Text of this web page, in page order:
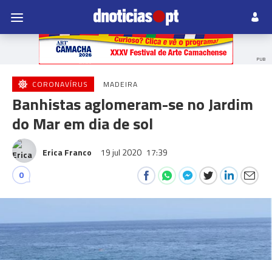
PUB
CORONAVÍRUS MADEIRA
Banhistas aglomeram-se no Jardim
do Mar em dia de sol
Erica Franco 19 jul 2020 17:39
0